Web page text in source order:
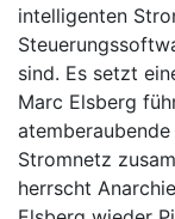
intelligenten
sind. Es setzt
Marc Elsberg
Stromnetz
herrscht